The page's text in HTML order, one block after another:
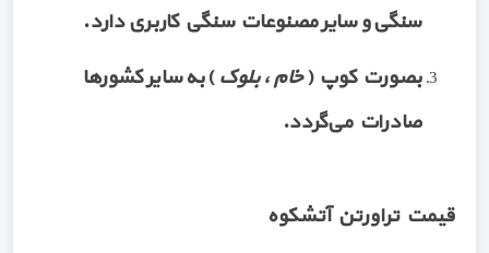
سنگی و سایر مصنوعات سنگی کاربری دارد.
بصورت کوپ (خام ، بلوک) به سایر کشورها
صادرات می‌گردد.
قیمت تراورتن آتشکوه